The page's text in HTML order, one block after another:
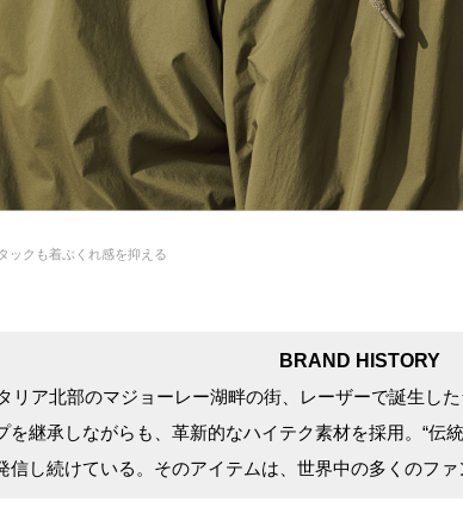
ックも着ぶくれ感を抑える
BRAND HISTORY
リア北部のマジョーレー湖畔の街、レーザーで誕生し
を継承しながらも、革新的なハイテク素材を採用。“伝
信し続けている。そのアイテムは、世界中の多くのファ